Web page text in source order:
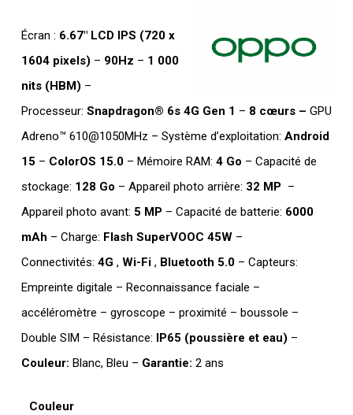
Écran : 6.67″ LCD IPS (720 x
1604 pixels) – 90Hz – 1 000
nits (HBM) –
Processeur: Snapdragon® 6s 4G Gen 1 – 8 cœurs – GPU
Adreno™ 610@1050MHz – Système d’exploitation: Android
15 – ColorOS 15.0– Mémoire RAM: 4 Go – Capacité de
stockage: 128 Go – Appareil photo arrière: 32 MP –
Appareil photo avant: 5 MP – Capacité de batterie: 6000
mAh – Charge: Flash SuperVOOC 45W–
Connectivités: 4G , Wi-Fi , Bluetooth 5.0– Capteurs:
Empreinte digitale – Reconnaissance faciale –
accéléromètre – gyroscope – proximité – boussole –
Double SIM – Résistance: IP65 (poussière et eau) –
Couleur: Blanc, Bleu – Garantie: 2 ans
Couleur